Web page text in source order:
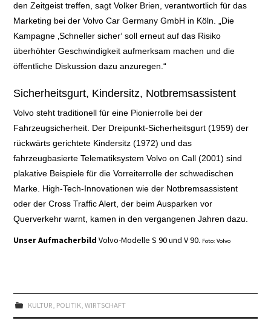
den Zeitgeist treffen, sagt Volker Brien, verantwortlich für das
Marketing bei der Volvo Car Germany GmbH in Köln. „Die
Kampagne ‚Schneller sicher‘ soll erneut auf das Risiko
überhöhter Geschwindigkeit aufmerksam machen und die
öffentliche Diskussion dazu anzuregen.“
Sicherheitsgurt, Kindersitz, Notbremsassistent
Volvo steht traditionell für eine Pionierrolle bei der
Fahrzeugsicherheit. Der Dreipunkt-Sicherheitsgurt (1959) der
rückwärts gerichtete Kindersitz (1972) und das
fahrzeugbasierte Telematiksystem Volvo on Call (2001) sind
plakative Beispiele für die Vorreiterrolle der schwedischen
Marke. High-Tech-Innovationen wie der Notbremsassistent
oder der Cross Traffic Alert, der beim Ausparken vor
Querverkehr warnt, kamen in den vergangenen Jahren dazu.
Unser Aufmacherbild Volvo-Modelle S 90 und V 90. Foto: Volvo
KULTUR POLITIK WIRTSCHAFT